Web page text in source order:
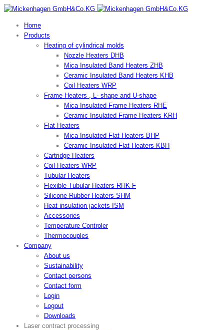
Home
Products
Heating of cylindrical molds
Nozzle Heaters DHB
Mica Insulated Band Heaters ZHB
Ceramic Insulated Band Heaters KHB
Coil Heaters WRP
Frame Heaters , L- shape and U-shape
Mica Insulated Frame Heaters RHE
Ceramic Insulated Frame Heaters KRH
Flat Heaters
Mica Insulated Flat Heaters BHP
Ceramic Insulated Flat Heaters KBH
Cartridge Heaters
Coil Heaters WRP
Tubular Heaters
Flexible Tubular Heaters RHK-F
Silicone Rubber Heaters SHM
Heat insulation jackets ISM
Accessories
Temperature Controler
Thermocouples
Company
About us
Sustainability
Contact persons
Contact form
Login
Logout
Downloads
Laser contract processing